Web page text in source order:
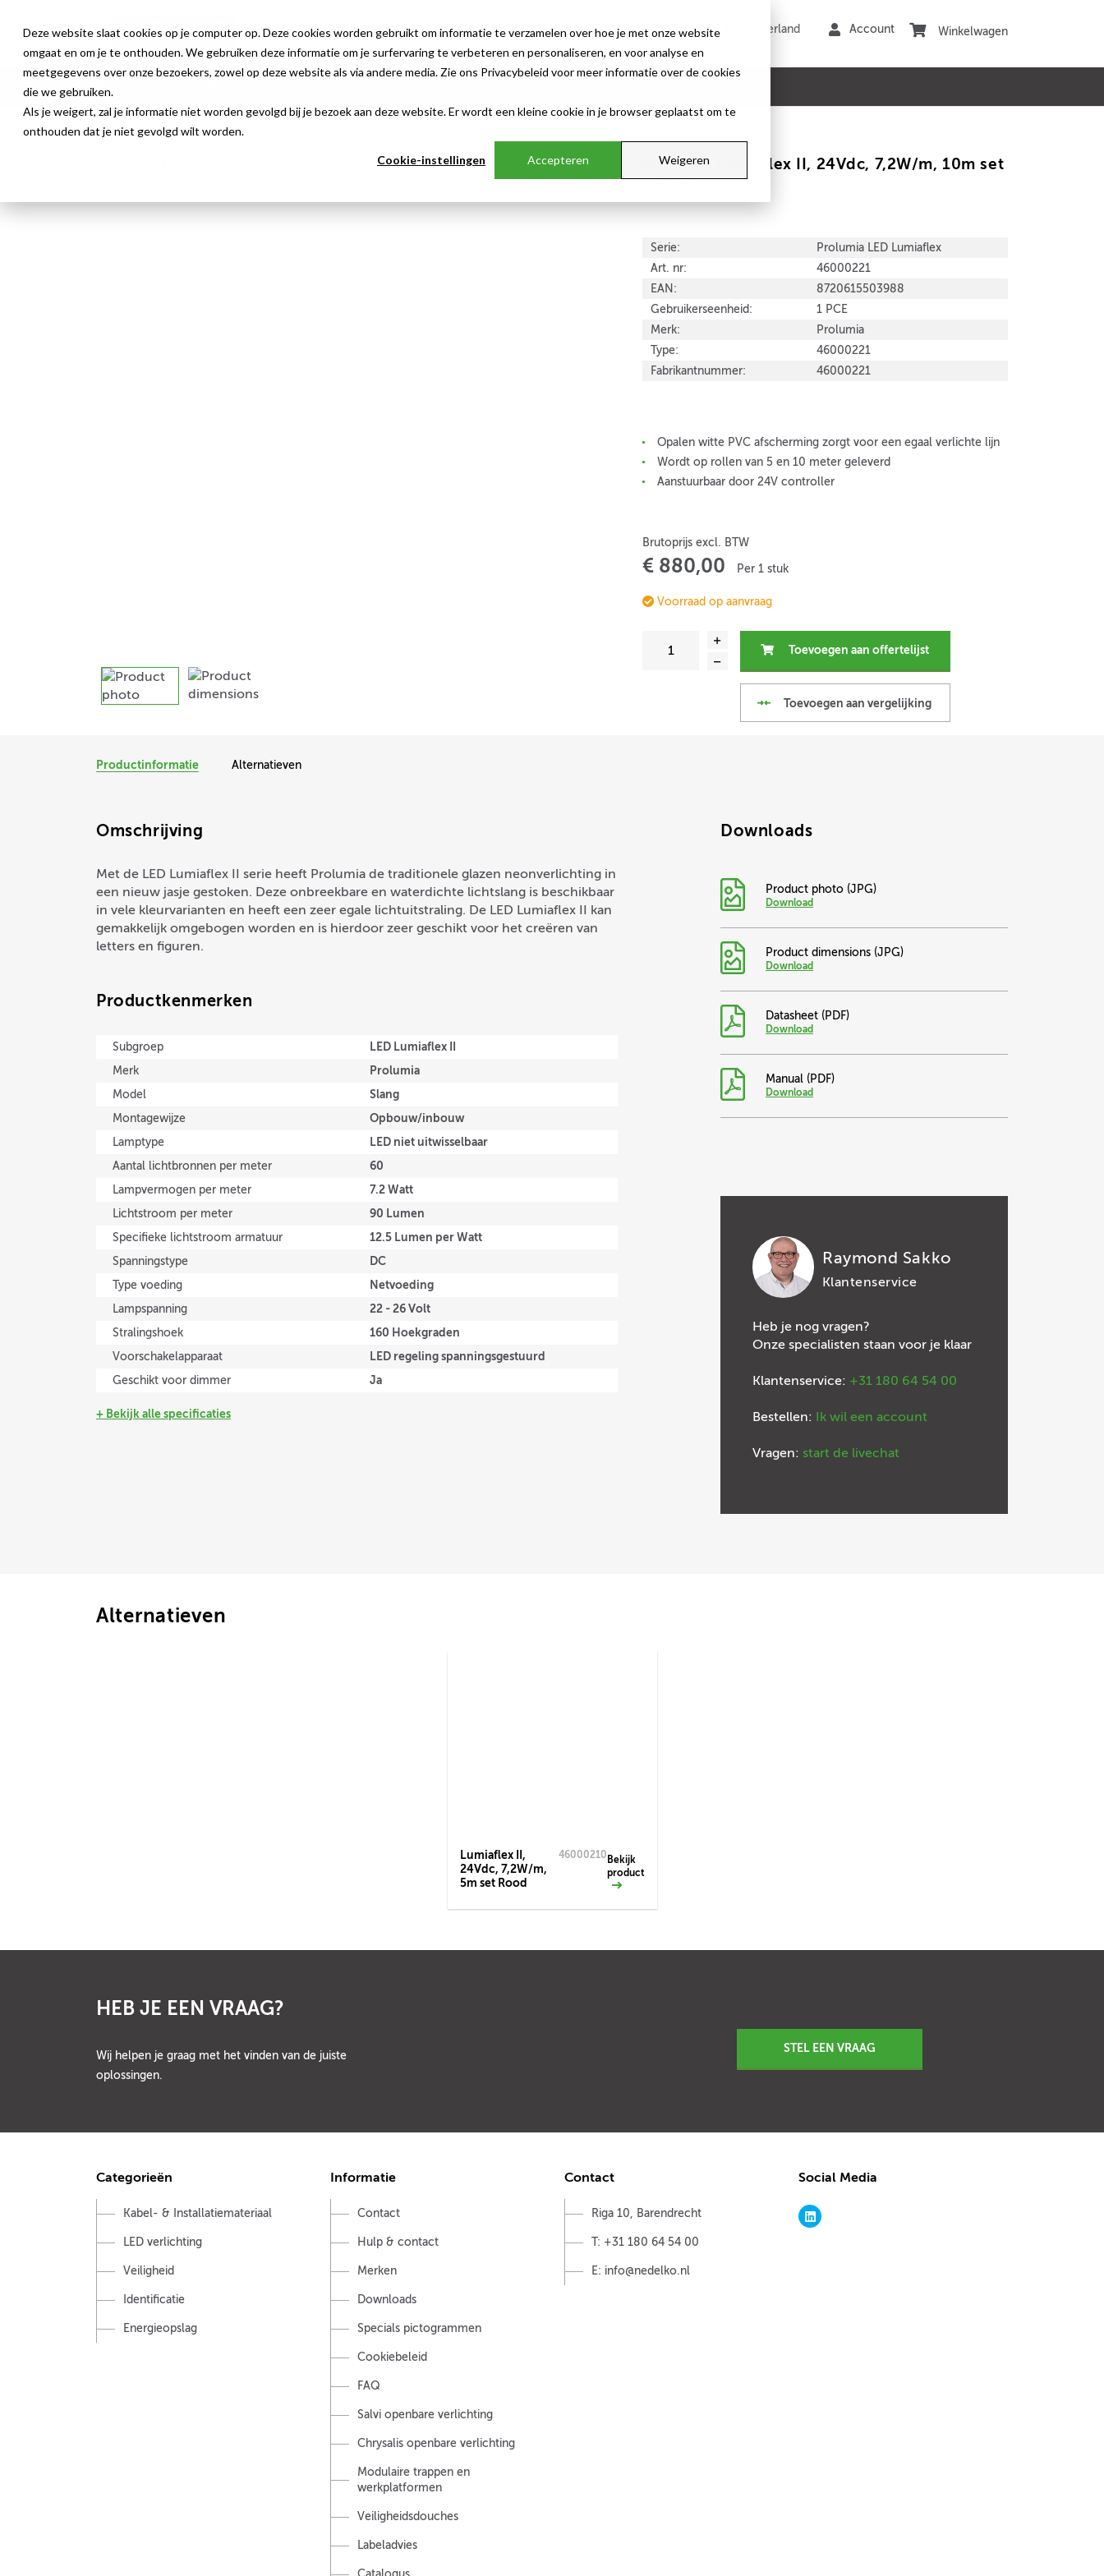
Deze website slaat cookies op je computer op. Deze cookies worden gebruikt om informatie te verzamelen over hoe je met onze website
omgaat en om je te onthouden. We gebruiken deze informatie om je surfervaring te verbeteren en personaliseren, en voor analyse en
meetgegevens over onze bezoekers, zowel op deze website als via andere media. Zie ons Privacybeleid voor meer informatie over de cookies
die we gebruiken.
Als je weigert, zal je informatie niet worden gevolgd bij je bezoek aan deze website. Er wordt een kleine cookie in je browser geplaatst om te
onthouden dat je niet gevolgd wilt worden.
Cookie-instellingen Accepteren Weigeren
Winkelwagen
Prolumia LED Lumiaflex
Prolumia Lumiaflex II, 24Vdc, 7,2W/m, 10m set
Serie:
Prolumia LED Lumiaflex
Art. nr:
46000221
EAN:
8720615503988
Gebruikerseenheid:
1 PCE
Merk:
Prolumia
Type:
46000221
Fabrikantnummer:
46000221
Opalen witte PVC afscherming zorgt voor een egaal verlichte lijn
Wordt op rollen van 5 en 10 meter geleverd
Aanstuurbaar door 24V controller
Brutoprijs excl. BTW
€ 880,00 Per 1 stuk
Voorraad op aanvraag
Toevoegen aan offertelijst
Toevoegen aan vergelijking
Productinformatie Alternatieven
Omschrijving
Met de LED Lumiaflex II serie heeft Prolumia de traditionele glazen neonverlichting in
een nieuw jasje gestoken. Deze onbreekbare en waterdichte lichtslang is beschikbaar
in vele kleurvarianten en heeft een zeer egale lichtuitstraling. De LED Lumiaflex II kan
gemakkelijk omgebogen worden en is hierdoor zeer geschikt voor het creëren van
letters en figuren.
Productkenmerken
Subgroep LED Lumiaflex II
Merk Prolumia
Model Slang
Montagewijze Opbouw/inbouw
Lamptype LED niet uitwisselbaar
Aantal lichtbronnen per meter 60
Lampvermogen per meter 7.2 Watt
Lichtstroom per meter 90 Lumen
Specifieke lichtstroom armatuur 12.5 Lumen per Watt
Spanningstype DC
Type voeding Netvoeding
Lampspanning 22 - 26 Volt
Stralingshoek 160 Hoekgraden
Voorschakelapparaat LED regeling spanningsgestuurd
Geschikt voor dimmer Ja
+ Bekijk alle specificaties
Downloads
Product photo (JPG)
Download
Product dimensions (JPG)
Download
Datasheet (PDF)
Download
Manual (PDF)
Download
Raymond Sakko
Klantenservice
Heb je nog vragen?
Onze specialisten staan voor je klaar
Klantenservice: +31 180 64 54 00
Bestellen: Ik wil een account
Vragen: start de livechat
Alternatieven
Lumiaflex II,
24Vdc, 7,2W/m,
5m set Rood
46000210 Bekijk
product
HEB JE EEN VRAAG?
Wij helpen je graag met het vinden van de juiste
oplossingen.
STEL EEN VRAAG
Categorieën
Kabel- & Installatiemateriaal
LED verlichting
Veiligheid
Identificatie
Energieopslag
Informatie
Contact
Hulp & contact
Merken
Downloads
Specials pictogrammen
Cookiebeleid
FAQ
Salvi openbare verlichting
Chrysalis openbare verlichting
Modulaire trappen en
werkplatformen
Veiligheidsdouches
Labeladvies
Contact
Riga 10, Barendrecht
T: +31 180 64 54 00
E: info@nedelko.nl
Social Media